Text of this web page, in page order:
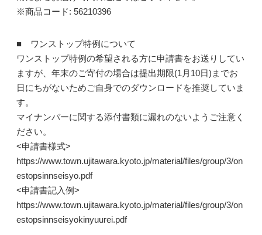
※商品コード: 56210396
■ ワンストップ特例について
ワンストップ特例の希望される方に申請書をお送りしてい
ますが、年末のご寄付の場合は提出期限(1月10日)までお
日にちがないためご自身でのダウンロードを推奨していま
す。
マイナンバーに関する添付書類に漏れのないようご注意く
ださい。
<申請書様式>
https://www.town.ujitawara.kyoto.jp/material/files/group/3/on
estopsinnseisyo.pdf
<申請書記入例>
https://www.town.ujitawara.kyoto.jp/material/files/group/3/on
estopsinnseisyokinyuurei.pdf